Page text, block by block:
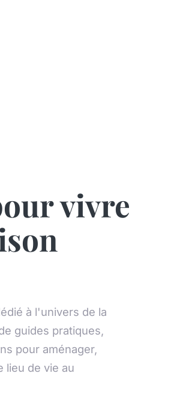
vivre
à l'univers de la
guides pratiques,
pour aménager,
lieu de vie au